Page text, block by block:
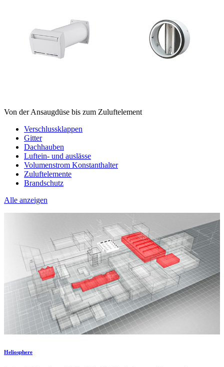
Von der Ansaugdüse bis zum Zuluftelement
Verschlussklappen
Gitter
Dachhauben
Luftein- und auslässe
Volumenstrom Konstanthalter
Zuluftelemente
Brandschutz
Alle anzeigen
Heliosphere